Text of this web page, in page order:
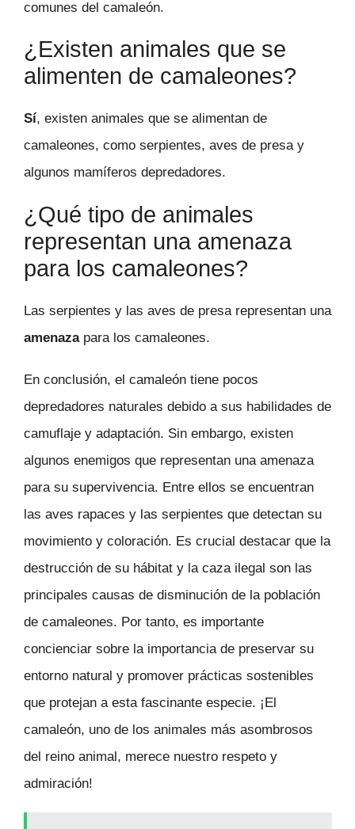
comunes del camaleón.
¿Existen animales que se
alimenten de camaleones?
Sí, existen animales que se alimentan de
camaleones, como serpientes, aves de presa y
algunos mamíferos depredadores.
¿Qué tipo de animales
representan una amenaza
para los camaleones?
Las serpientes y las aves de presa representan una
amenazapara los camaleones.
En conclusión, el camaleón tiene pocos
depredadores naturales debido a sus habilidades de
camuflaje y adaptación. Sin embargo, existen
algunos enemigos que representan una amenaza
para su supervivencia. Entre ellos se encuentran
las aves rapaces y las serpientes que detectan su
movimiento y coloración. Es crucial destacar que la
destrucción de su hábitat y la caza ilegal son las
principales causas de disminución de la población
de camaleones. Por tanto, es importante
concienciar sobre la importancia de preservar su
entorno natural y promover prácticas sostenibles
que protejan a esta fascinante especie. ¡El
camaleón, uno de los animales más asombrosos
del reino animal, merece nuestro respeto y
admiración!